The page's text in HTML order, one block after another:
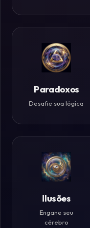
Paradoxos
Desafie sua lógica
Ilusões
Engane seu
cérebro